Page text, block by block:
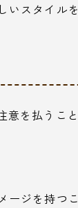
スタイル
を払うこ
ージを持つ